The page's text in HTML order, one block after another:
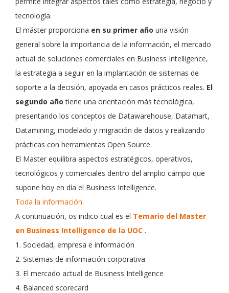
tecnología.
El máster proporciona en su primer año una visión
general sobre la importancia de la información, el mercado
actual de soluciones comerciales en Business Intelligence,
la estrategia a seguir en la implantación de sistemas de
soporte a la decisión, apoyada en casos prácticos reales. El
segundo año tiene una orientación más tecnológica,
presentando los conceptos de Datawarehouse, Datamart,
Datamining, modelado y migración de datos y realizando
prácticas con herramientas Open Source.
El Master equilibra aspectos estratégicos, operativos,
tecnológicos y comerciales dentro del amplio campo que
supone hoy en día el Business Intelligence.
Toda la información.
A continuación, os indico cual es el Temario del Master
en Business Intelligence de la UOC .
1. Sociedad, empresa e información
2. Sistemas de información corporativa
3. El mercado actual de Business Intelligence
4. Balanced scorecard